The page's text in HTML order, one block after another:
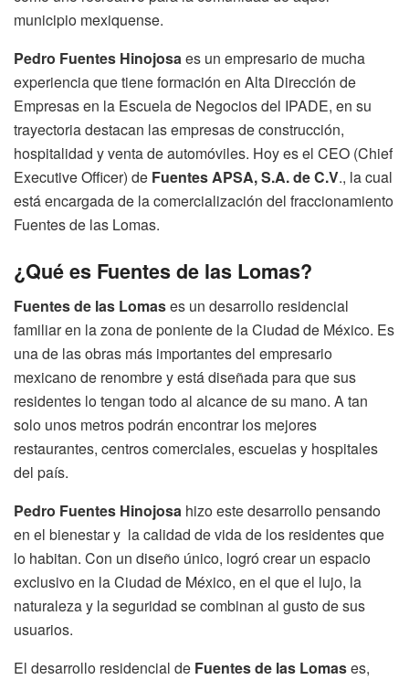
municipio mexiquense.
Pedro Fuentes Hinojosaes un empresario de mucha
experiencia que tiene formación en Alta Dirección de
Empresas en la Escuela de Negocios del IPADE, en su
trayectoria destacan las empresas de construcción,
hospitalidad y venta de automóviles. Hoy es el CEO (Chief
Executive Officer) de Fuentes APSA, S.A. de C.V., la cual
está encargada de la comercialización del fraccionamiento
Fuentes de las Lomas.
¿Qué es Fuentes de las Lomas?
Fuentes de las Lomases un desarrollo residencial
familiar en la zona de poniente de la Ciudad de México. Es
una de las obras más importantes del empresario
mexicano de renombre y está diseñada para que sus
residentes lo tengan todo al alcance de su mano. A tan
solo unos metros podrán encontrar los mejores
restaurantes, centros comerciales, escuelas y hospitales
del país.
Pedro Fuentes Hinojosa hizo este desarrollo pensando
en el bienestar y la calidad de vida de los residentes que
lo habitan. Con un diseño único, logró crear un espacio
exclusivo en la Ciudad de México, en el que el lujo, la
naturaleza y la seguridad se combinan al gusto de sus
usuarios.
El desarrollo residencial de Fuentes de las Lomases,